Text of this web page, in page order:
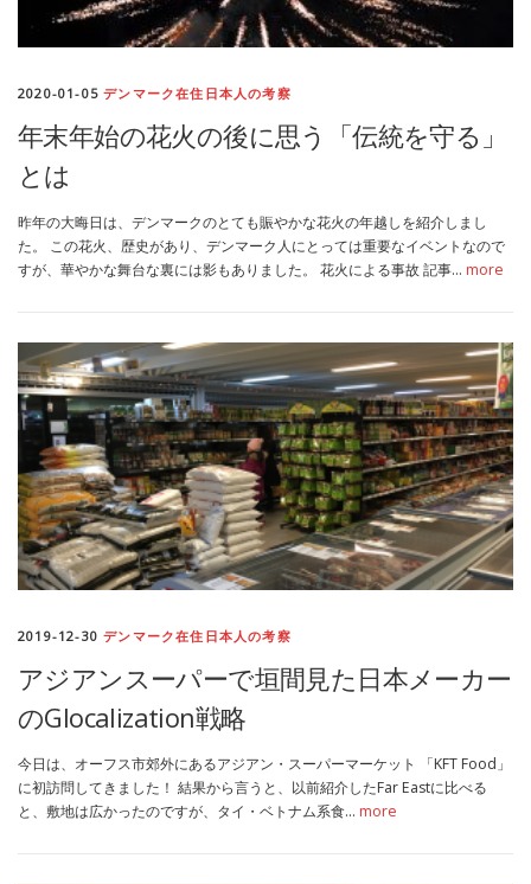
2020-01-05デンマーク在住日本人の考察
年末年始の花火の後に思う「伝統を守る」
とは
昨年の大晦日は、デンマークのとても賑やかな花火の年越しを紹介しまし
た。 この花火、歴史があり、デンマーク人にとっては重要なイベントなので
すが、華やかな舞台な裏には影もありました。 花火による事故 記事… more
2019-12-30デンマーク在住日本人の考察
アジアンスーパーで垣間見た日本メーカー
のGlocalization戦略
今日は、オーフス市郊外にあるアジアン・スーパーマーケット 「KFT Food」
に初訪問してきました！ 結果から言うと、以前紹介したFar Eastに比べる
と、敷地は広かったのですが、タイ・ベトナム系食… more